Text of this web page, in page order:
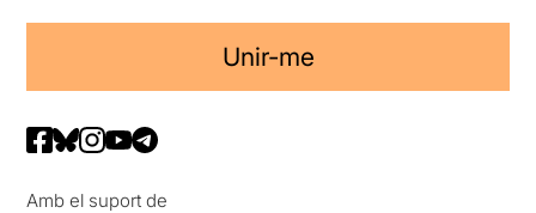
Unir-me
Amb el suport de